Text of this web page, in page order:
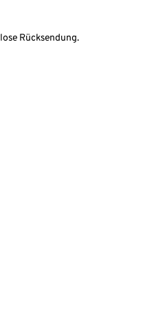
Rücksendung.